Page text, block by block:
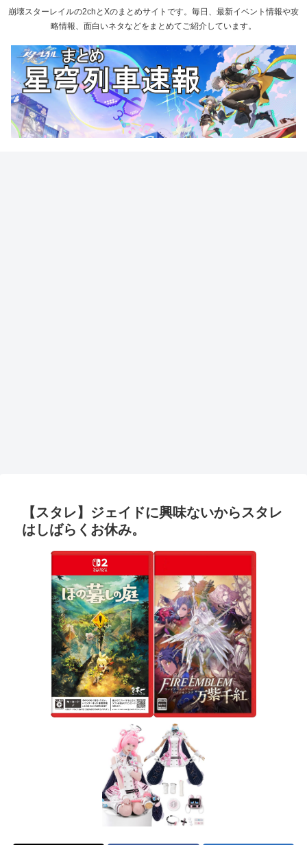
崩壊スターレイルの2chとXのまとめサイトです。毎日、最新イベント情報や攻
略情報、面白いネタなどをまとめてご紹介しています。
【スタレ】ジェイドに興味ないからスタレ
はしばらくお休み。